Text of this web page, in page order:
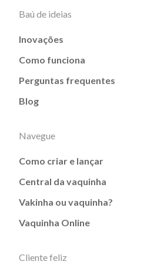
Baú de ideias
Inovações
Como funciona
Perguntas frequentes
Blog
Navegue
Como criar e lançar
Central da vaquinha
Vakinha ou vaquinha?
Vaquinha Online
Cliente feliz